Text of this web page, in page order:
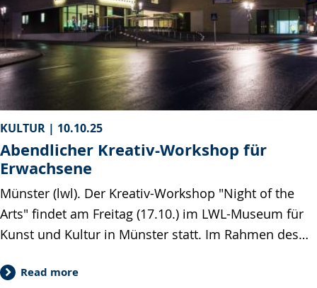
KULTUR | 10.10.25
Abendlicher Kreativ-Workshop für
Erwachsene
Münster (lwl). Der Kreativ-Workshop "Night of the
Arts" findet am Freitag (17.10.) im LWL-Museum für
Kunst und Kultur in Münster statt. Im Rahmen des…
Read more